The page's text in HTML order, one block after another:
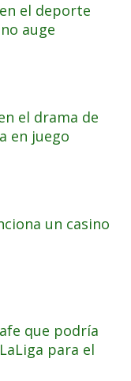
el deporte
auge
el drama de
en juego
un casino
que podría
para el